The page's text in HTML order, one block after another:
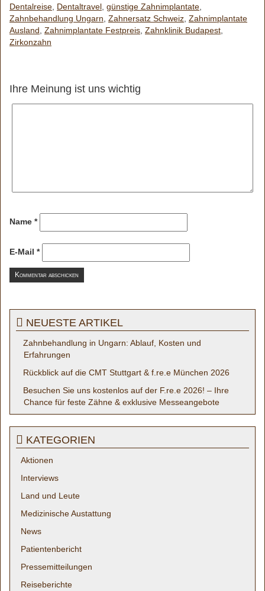
Dentalreise Dentaltravel günstige Zahnimplantate
Zahnbehandlung Ungarn Zahnersatz Schweiz Zahnimplantate
Ausland Zahnimplantate Festpreis Zahnklinik Budapest
Zirkonzahn
Ihre Meinung ist uns wichtig
Name *
E-Mail *
NEUESTE ARTIKEL
Zahnbehandlung in Ungarn: Ablauf, Kosten und
Erfahrungen
Rückblick auf die CMT Stuttgart & f.re.e München 2026
Besuchen Sie uns kostenlos auf der F.re.e 2026! – Ihre
Chance für feste Zähne & exklusive Messeangebote
KATEGORIEN
Aktionen
Interviews
Land und Leute
Medizinische Austattung
News
Patientenbericht
Pressemitteilungen
Reiseberichte